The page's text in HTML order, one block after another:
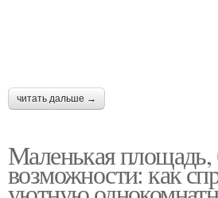
читать дальше →
Маленькая
возможности: как